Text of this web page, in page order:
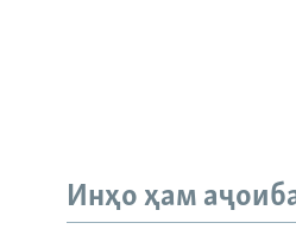
Инҳо ҳам